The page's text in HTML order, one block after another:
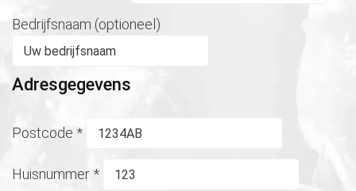
Bedrijfsnaam (optioneel)
Adresgegevens
Postcode *
Huisnummer*